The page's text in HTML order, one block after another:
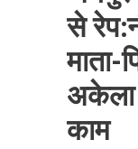
से
माता-
काम